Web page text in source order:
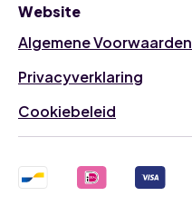
Website
Algemene Voorwaarden
Privacyverklaring
Cookiebeleid